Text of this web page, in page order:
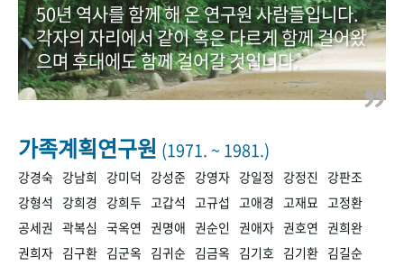
사진 아카이브 문서 기록물 행정박물 영상 기록물
50+1주년 기념
+1
VR 역사관
50년 역사를 함께 해 온 연구원 사람들입니다.
각자의 자리에서 같이 혹은 다르게 함께 걸어왔
으며 후대에도 함께 걸어갈 것입니다.
가족계획연구원 (1971. ~ 1981.)
강경숙 강남희 강미덕 강성준 강영자 강일정 강정진
강판조
강형석
강희경 강희두 고갑석 고규섭 고애경 고재묘 고정환
공세권 곽복심 국옥연 권명애 권순인 권애자 권호연 권희완
권희자 김구환 김군옥 김귀순 김금옥 김기호 김기환 김길순